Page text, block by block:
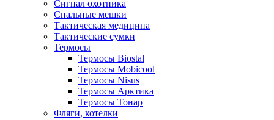
Сигнал охотника
Спальные мешки
Тактическая медицина
Тактические сумки
Термосы
Термосы Biostal
Термосы Mobicool
Термосы Nisus
Термосы Арктика
Термосы Тонар
Фляги, котелки